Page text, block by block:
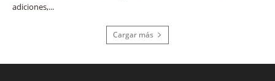
adiciones,...
Cargar más